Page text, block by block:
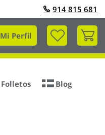
914 815 681
Mi Perfil
Mi
Folletos Blog